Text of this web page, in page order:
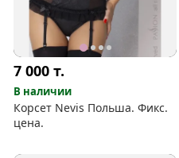
7 000т.
В наличии
Корсет Nevis Польша. Фикс.
цена.